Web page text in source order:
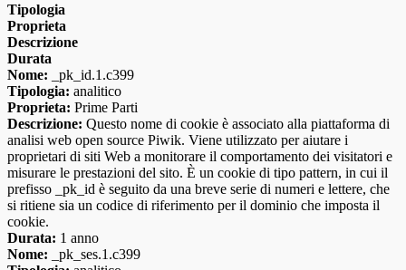
Tipologia
Proprieta
Descrizione
Durata
Nome: _pk_id.1.c399
Tipologia: analitico
Proprieta: Prime Parti
Descrizione: Questo nome di cookie è associato alla piattaforma di
analisi web open source Piwik. Viene utilizzato per aiutare i
proprietari di siti Web a monitorare il comportamento dei visitatori e
misurare le prestazioni del sito. È un cookie di tipo pattern, in cui il
prefisso _pk_id è seguito da una breve serie di numeri e lettere, che
si ritiene sia un codice di riferimento per il dominio che imposta il
cookie.
Durata: 1 anno
Nome: _pk_ses.1.c399